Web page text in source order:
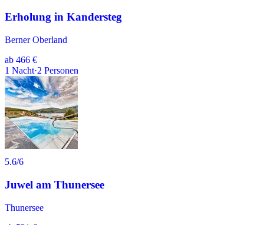
Erholung in Kandersteg
Berner Oberland
ab 466 €
1 Nacht·2 Personen
5.6/6
Juwel am Thunersee
Thunersee